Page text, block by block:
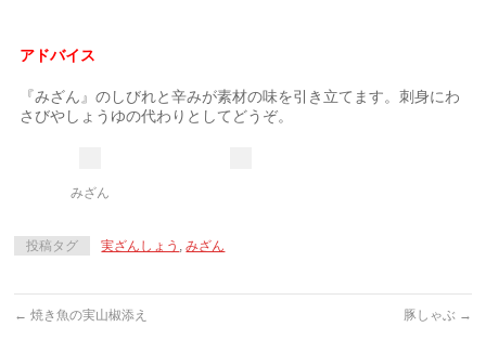
アドバイス
『みざん』のしびれと辛みが素材の味を引き立てます。刺身にわ
さびやしょうゆの代わりとしてどうぞ。
みざん
投稿タグ 実ざんしょう ,みざん
← 焼き魚の実山椒添え 豚しゃぶ →